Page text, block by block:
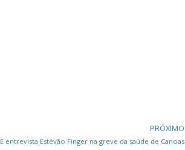
PRÓXIMO
entrevista Estêvão Finger na greve da saúde de Canoas